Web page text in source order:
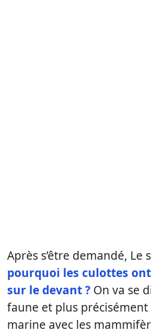
Après s’être demandé, Le
pourquoi les culottes
sur le devant ? On va se
faune et plus
marine avec les